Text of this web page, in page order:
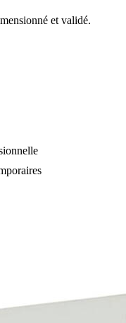
et validé.